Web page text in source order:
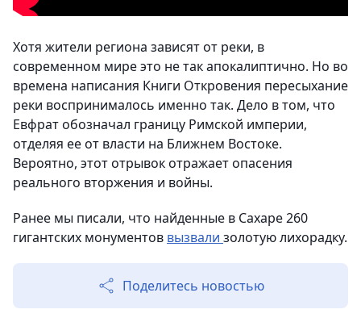
Хотя жители региона зависят от реки, в
современном мире это не так апокалиптично. Но во
времена написания Книги Откровения пересыхание
реки воспринималось именно так. Дело в том, что
Евфрат обозначал границу Римской империи,
отделяя ее от власти на Ближнем Востоке.
Вероятно, этот отрывок отражает опасения
реального вторжения и войны.
Ранее мы писали, что найденные в Сахаре 260
гигантских монументов вызвали золотую лихорадку.
Поделитесь новостью